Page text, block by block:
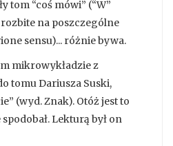
tom “coś mówi” (“W”
na poszczególne
sensu)... różnie bywa.
mikrowykładzie z
tomu Dariusza Suski,
(wyd. Znak). Otóż jest to
Lekturą był on